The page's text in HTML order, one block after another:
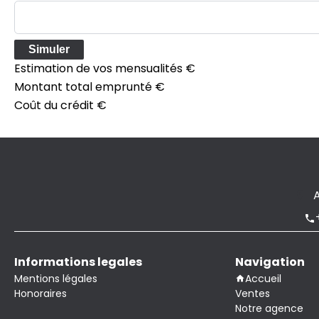
Simuler
Estimation de vos mensualités €
Montant total emprunté €
Coût du crédit €
Informations legales
Mentions légales
Honoraires
Navigation
Accueil
Ventes
Notre agence